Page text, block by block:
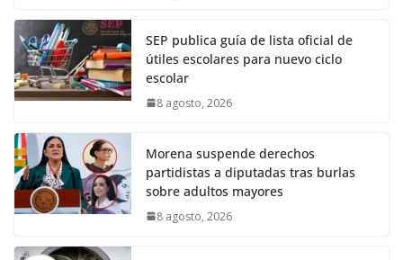
SEP publica guía de lista oficial de
útiles escolares para nuevo ciclo
escolar
8 agosto, 2026
Morena suspende derechos
partidistas a diputadas tras burlas
sobre adultos mayores
8 agosto, 2026